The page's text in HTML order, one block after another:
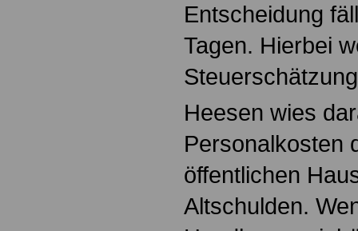
Entscheidung
Tagen. Hierbei
Heesen wies
Personalkosten
öffentlichen
Altschulden.